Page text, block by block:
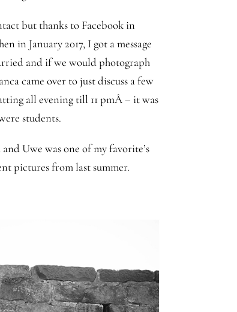
but thanks to Facebook in
in January 2017, I got a message
and if we would photograph
came over to just discuss a few
all evening till 11 pmÂ – it was
students.
Uwe was one of my favorite’s
pictures from last summer.